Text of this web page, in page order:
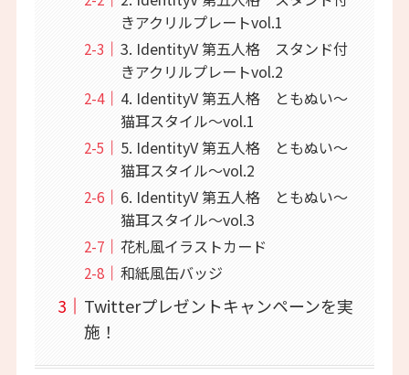
きアクリルプレートvol.1
3. IdentityV 第五人格 スタンド付
きアクリルプレートvol.2
4. IdentityV 第五人格 ともぬい～
猫耳スタイル～vol.1
5. IdentityV 第五人格 ともぬい～
猫耳スタイル～vol.2
6. IdentityV 第五人格 ともぬい～
猫耳スタイル～vol.3
花札風イラストカード
和紙風缶バッジ
Twitterプレゼントキャンペーンを実
施！